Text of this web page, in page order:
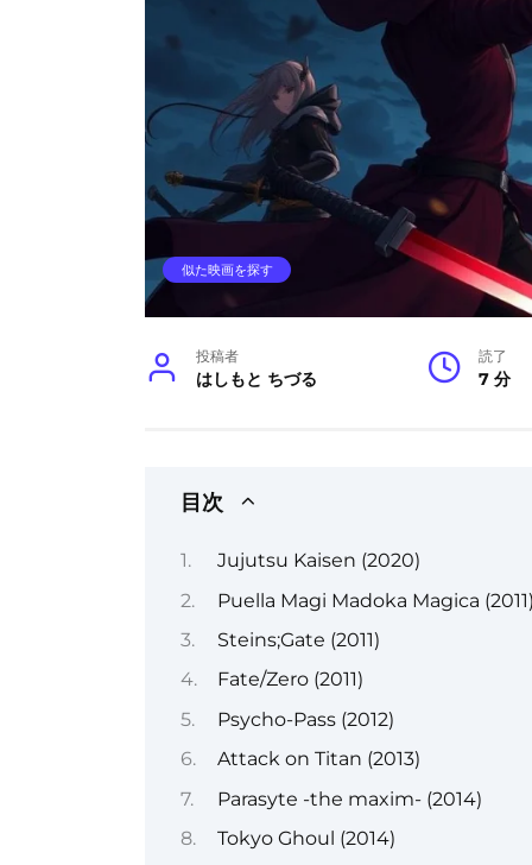
似た映画を探す
投稿者
はしもと ちづる
読了
7 分
目次
Jujutsu Kaisen (2020)
Puella Magi Madoka Magica
Steins;Gate (2011)
Fate/Zero (2011)
Psycho-Pass (2012)
Attack on Titan (2013)
Parasyte -the maxim- (2014)
Tokyo Ghoul (2014)